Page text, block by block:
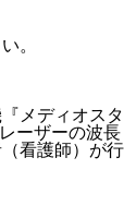
。
メディオスタ
ーザーの波長
看護師）が行